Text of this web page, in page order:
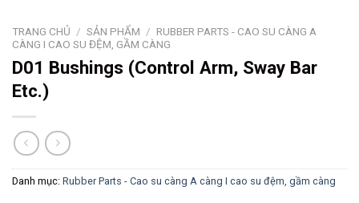
TRANG CHỦ / SẢN PHẨM / RUBBER PARTS - CAO SU CÀNG A
CÀNG I CAO SU ĐỆM, GẦM CÀNG
D01 Bushings (Control Arm, Sway Bar
Etc.)
Danh mục: Rubber Parts - Cao su càng A càng I cao su đệm, gầm càng